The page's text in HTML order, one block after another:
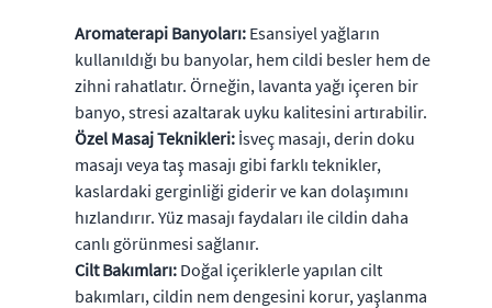
Aromaterapi Banyoları: Esansiyel yağların
kullanıldığı bu banyolar, hem cildi besler hem de
zihni rahatlatır. Örneğin, lavanta yağı içeren bir
banyo, stresi azaltarak uyku kalitesini artırabilir.
Özel Masaj Teknikleri: İsveç masajı, derin doku
masajı veya taş masajı gibi farklı teknikler,
kaslardaki gerginliği giderir ve kan dolaşımını
hızlandırır. Yüz masajı faydaları ile cildin daha
canlı görünmesi sağlanır.
Cilt Bakımları: Doğal içeriklerle yapılan cilt
bakımları, cildin nem dengesini korur, yaşlanma